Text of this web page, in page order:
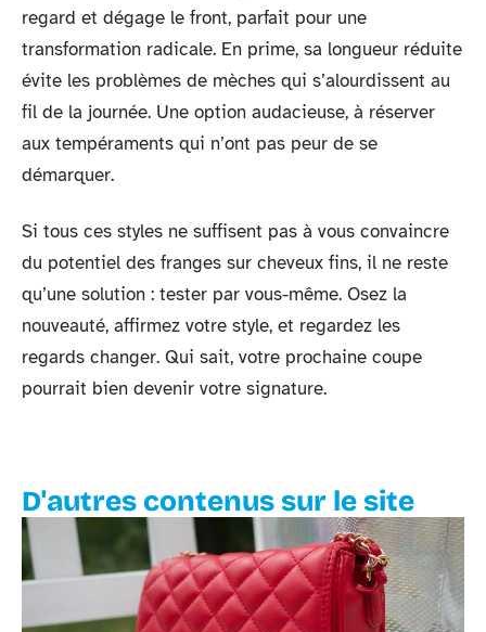
regard et dégage le front, parfait pour une
transformation radicale. En prime, sa longueur réduite
évite les problèmes de mèches qui s’alourdissent au
fil de la journée. Une option audacieuse, à réserver
aux tempéraments qui n’ont pas peur de se
démarquer.
Si tous ces styles ne suffisent pas à vous convaincre
du potentiel des franges sur cheveux fins, il ne reste
qu’une solution : tester par vous-même. Osez la
nouveauté, affirmez votre style, et regardez les
regards changer. Qui sait, votre prochaine coupe
pourrait bien devenir votre signature.
D'autres contenus sur le site